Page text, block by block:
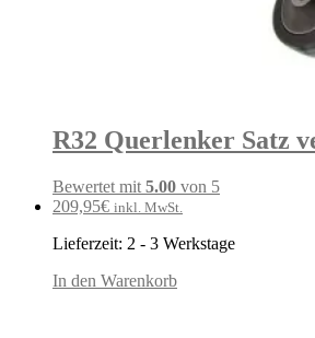
R32 Querlenker Satz
Bewertet mit 5.00 von 5
209,95€ inkl. MwSt.
Lieferzeit: 2 - 3 Werkstage
In den Warenkorb